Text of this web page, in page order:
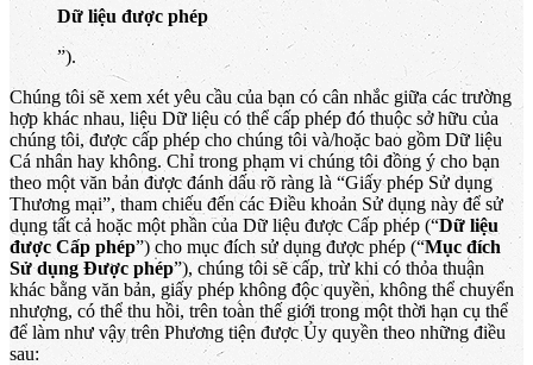
Dữ liệu được phép
”).
Chúng tôi sẽ xem xét yêu cầu của bạn có cân nhắc giữa các trường
hợp khác nhau, liệu Dữ liệu có thể cấp phép đó thuộc sở hữu của
chúng tôi, được cấp phép cho chúng tôi và/hoặc bao gồm Dữ liệu
Cá nhân hay không. Chỉ trong phạm vi chúng tôi đồng ý cho bạn
theo một văn bản được đánh dấu rõ ràng là “Giấy phép Sử dụng
Thương mại”, tham chiếu đến các Điều khoản Sử dụng này để sử
dụng tất cả hoặc một phần của Dữ liệu được Cấp phép (“Dữ liệu
được Cấp phép”) cho mục đích sử dụng được phép (“Mục đích
Sử dụng Được phép”), chúng tôi sẽ cấp, trừ khi có thỏa thuận
khác bằng văn bản, giấy phép không độc quyền, không thể chuyển
nhượng, có thể thu hồi, trên toàn thế giới trong một thời hạn cụ thể
để làm như vậy trên Phương tiện được Ủy quyền theo những điều
sau: